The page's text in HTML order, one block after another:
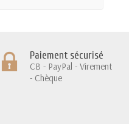
Paiement sécurisé
CB - PayPal - Virement
- Chèque